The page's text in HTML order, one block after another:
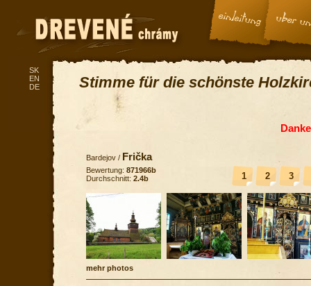
Stimme für die schönste
Bardejov / Frička
1 2 3
Bewertung: 871966b
Durchschnitt: 2.4b
mehr photos
SK
EN
DE